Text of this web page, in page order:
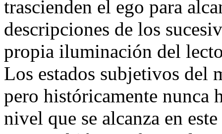
trascienden el ego para
descripciones de los
propia iluminación del
Los estados subjetivos del
pero históricamente nunca
nivel que se alcanza en